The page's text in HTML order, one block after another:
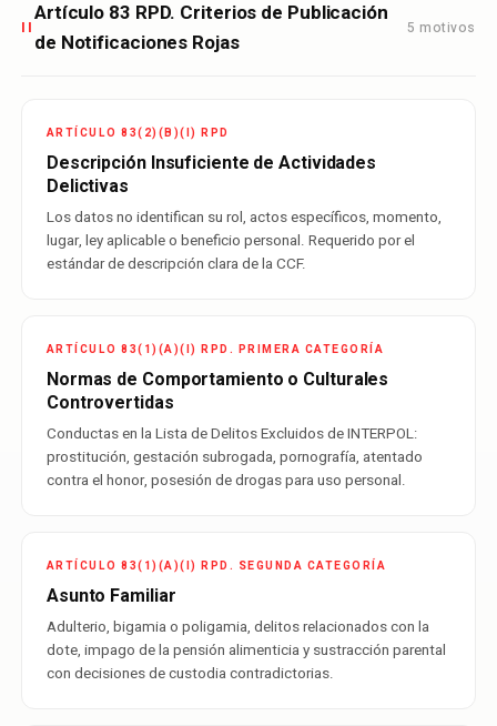
II
Artículo 83 RPD. Criterios de Publicación
de Notificaciones Rojas
5 motivos
ARTÍCULO 83(2)(B)(I) RPD
Descripción Insuficiente de Actividades
Delictivas
Los datos no identifican su rol, actos específicos, momento,
lugar, ley aplicable o beneficio personal. Requerido por el
estándar de descripción clara de la CCF.
ARTÍCULO 83(1)(A)(I) RPD. PRIMERA CATEGORÍA
Normas de Comportamiento o Culturales
Controvertidas
Conductas en la Lista de Delitos Excluidos de INTERPOL:
prostitución, gestación subrogada, pornografía, atentado
contra el honor, posesión de drogas para uso personal.
ARTÍCULO 83(1)(A)(I) RPD. SEGUNDA CATEGORÍA
Asunto Familiar
Adulterio, bigamia o poligamia, delitos relacionados con la
dote, impago de la pensión alimenticia y sustracción parental
con decisiones de custodia contradictorias.